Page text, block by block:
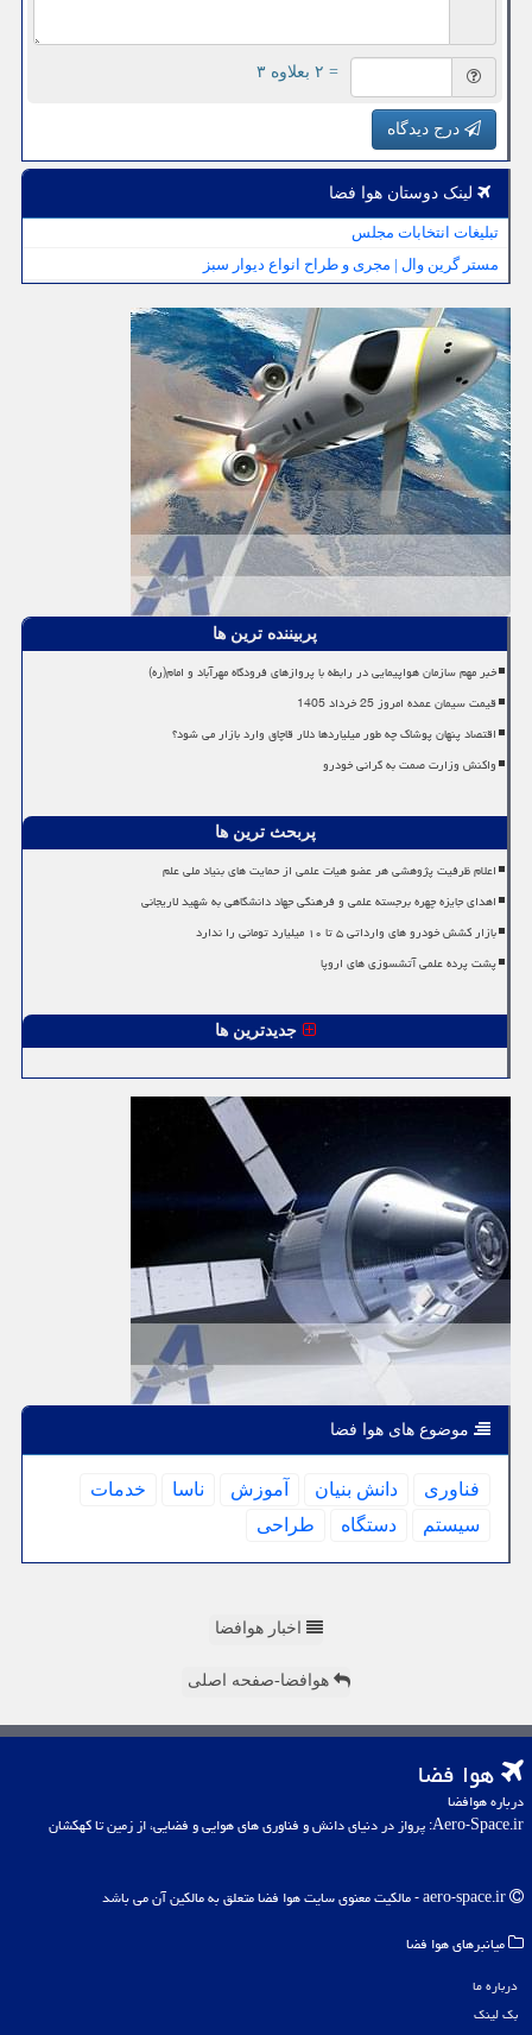
= ۲ بعلاوه ۳
درج دیدگاه
لینک دوستان هوا فضا
تبلیغات انتخابات مجلس
مستر گرین وال | مجری و طراح انواع دیوار سبز
پربیننده ترین ها
خبر مهم سازمان هواپیمایی در رابطه با پروازهای فرودگاه مهرآباد و امام(ره)
قیمت سیمان عمده امروز 25 خرداد 1405
اقتصاد پنهان پوشاک چه طور میلیاردها دلار قاچاق وارد بازار می شود؟
واکنش وزارت صمت به گرانی خودرو
پربحث ترین ها
اعلام ظرفیت پژوهشی هر عضو هیات علمی از حمایت های بنیاد ملی علم
اهدای جایزه چهره برجسته علمی و فرهنگی جهاد دانشگاهی به شهید لاریجانی
بازار کشش خودرو های وارداتی ۵ تا ۱۰ میلیارد تومانی را ندارد
پشت پرده علمی آتشسوزی های اروپا
جدیدترین ها
موضوع های هوا فضا
فناوری دانش بنیان آموزش ناسا
خدمات
سیستم
دستگاه طراحی
اخبار هوافضا
هوافضا-صفحه اصلی
هوا فضا
درباره هوافضا
Aero-Space.ir: پرواز در دنیای دانش و فناوری های هوایی و فضایی، از زمین تا کهکشان
میانبرهای هوا فضا
درباره ما
بک لینک